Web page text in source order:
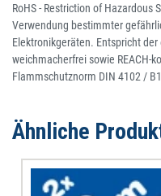
RoHS - Restriction of Hazardous
Verwendung bestimmter
Elektronikgeräten. Entspricht der
weichmacherfrei sowie REACH-
Flammschutznorm DIN 4102 / B1
Ähnliche